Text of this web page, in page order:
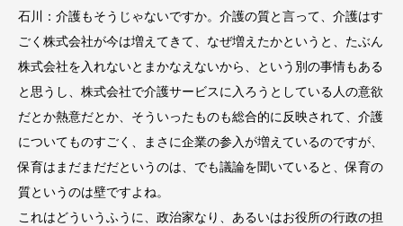
石川：介護もそうじゃないですか。介護の質と言って、介護はす
ごく株式会社が今は増えてきて、なぜ増えたかというと、たぶん
株式会社を入れないとまかなえないから、という別の事情もある
と思うし、株式会社で介護サービスに入ろうとしている人の意欲
だとか熱意だとか、そういったものも総合的に反映されて、介護
についてものすごく、まさに企業の参入が増えているのですが、
保育はまだまだだというのは、でも議論を聞いていると、保育の
質というのは壁ですよね。
これはどういうふうに、政治家なり、あるいはお役所の行政の担